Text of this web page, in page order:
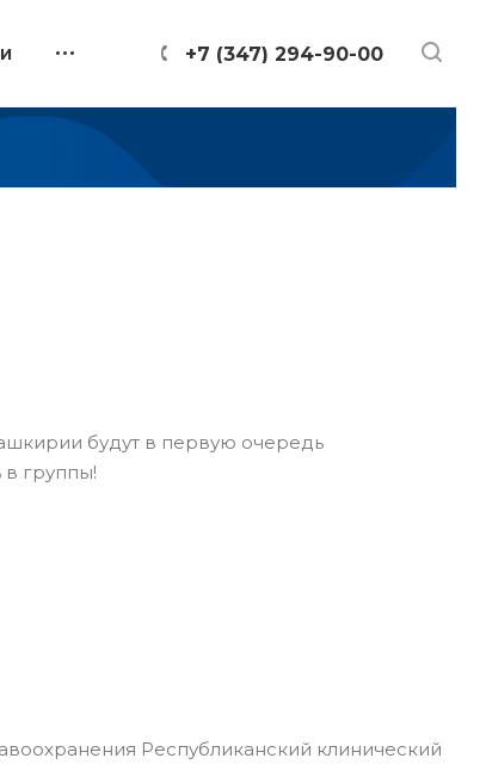
+7 (347) 294-90-00
будут в первую очередь
в группы!
Республиканский клинический